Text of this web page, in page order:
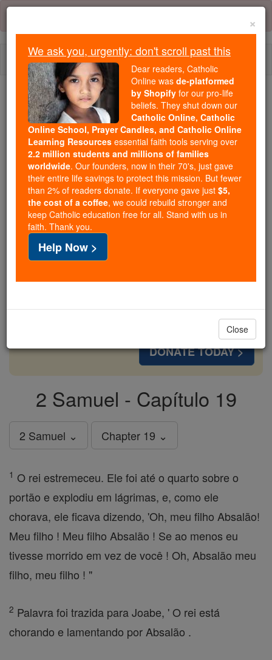
Skip
content
Because of You, 2.2 Million
Students Are Being Formed in the
Faith
Because of generous supporters like you,
Catholic Online School has already delivered
free, faithful Catholic education to over 2.2
million students across 193 countries. In an age
of noise and algorithms, you are helping form
souls with truth, prayer, Scripture, and Christ.
If everyone who reads this gave just $5 — the
free for all. Be Courageous. Be Catholic. Stand
DONATE TODAY >
2 Samuel - Capítulo 19
2 Samuel ⌄ Chapter 19 ⌄
1 O rei estremeceu. Ele foi até o quarto sobre o
portão e explodiu em lágrimas, e, como ele
chorava, ele ficava dizendo, 'Oh, meu filho Absalão!
Meu filho ! Meu filho Absalão ! Se ao menos eu
tivesse morrido em vez de você ! Oh, Absalão meu
filho, meu filho ! "
2 Palavra foi trazida para Joabe, ' O rei está
chorando e lamentando por Absalão .
×
We ask you, urgently: don't scroll past this
Dear readers, Catholic
Online was de-platformed
by Shopify for our pro-life
beliefs. They shut down our
Catholic Online, Catholic
Online School, Prayer Candles, and Catholic Online
Learning Resources essential faith tools serving over
2.2 million students and millions of families
worldwide. Our founders, now in their 70's, just gave
their entire life savings to protect this mission. But fewer
than 2% of readers donate. If everyone gave just $5,
the cost of a coffee, we could rebuild stronger and
keep Catholic education free for all. Stand with us in
faith. Thank you.
Help Now >
Close